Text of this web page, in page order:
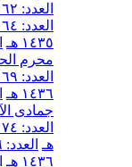
العدد: ٦٢ / رجب / ١٤٣٥ هـ
العدد: ٦٤ / شوال / ١٤٣٥ هـ
١٤٣٥ هـ
محرم الحرام
العدد: ٦٩ / ربيع الأول / ١٤٣٦ هـ
١٤٣٦ هـ
جمادى
العدد: ٧٤ / شعبان / ١٤٣٦ هـ
هـ العدد: ٧٦ / شوال / ١٤٣٦ هـ
١٤٣٦ هـ